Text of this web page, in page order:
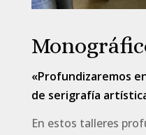
«Profundizaremos
de serigrafía
En estos talleres